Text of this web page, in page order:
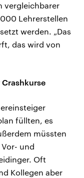
vergleichbarer
Lehrerstellen
werden. „Das
das wird von
füllten, es
müssten
und
Oft
Kollegen aber